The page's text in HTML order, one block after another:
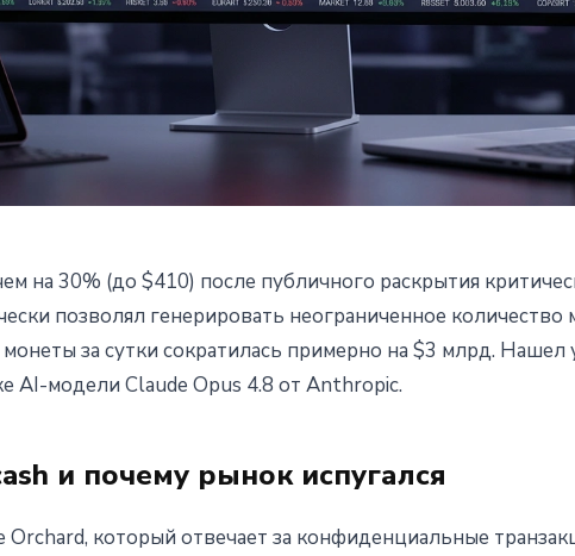
Claude Opus нашел
в Zcash Orchard
на 30% (до $410) после публичного раскрытия
позволял генерировать неограниченное количество
за сутки сократилась примерно на $3 млрд. Нашел
AI-модели Claude Opus 4.8 от Anthropic.
и почему рынок испугался
который отвечает за конфиденциальные